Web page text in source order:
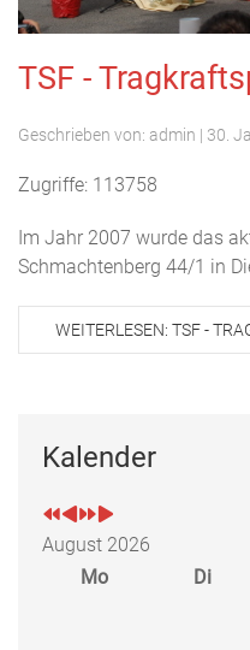
TSF -
Geschrieben von: admin | 30.
Zugriffe: 113758
Im Jahr 2007 wurde das
Schmachtenberg 44/1 in
WEITERLESEN: TSF -
Kalender
August 2026
Mo
Di